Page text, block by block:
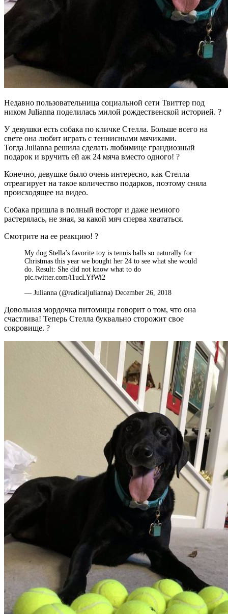
Недавно пользовательница социальной сети Твиттер под
ником Julianna поделилась милой рождественской историей. ?
У девушки есть собака по кличке Стелла. Больше всего на
свете она любит играть с теннисными мячиками.
Тогда Julianna решила сделать любимице грандиозный
подарок и вручить ей аж 24 мяча вместо одного! ?
Конечно, девушке было очень интересно, как Стелла
отреагирует на такое количество подарков, поэтому сняла
происходящее на видео.
Собака пришла в полный восторг и даже немного
растерялась, не зная, за какой мяч сперва хвататься.
Смотрите на ее реакцию! ?
My dog Stella’s favorite toy is tennis balls so naturally for
Christmas this year we bought her 24 to see what she would
do. Result: She did not know what to do
pic.twitter.com/i1ucLYfWi2
— Julianna (@radicaljulianna) December 26, 2018
Довольная мордочка питомицы говорит о том, что она
счастлива! Теперь Стелла буквально сторожит свое
сокровище. ?